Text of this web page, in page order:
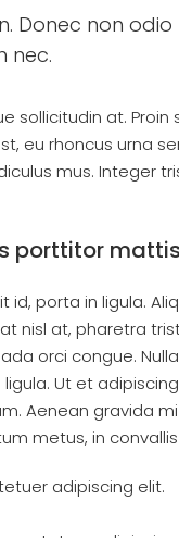
Donec non
nec.
sollicitudin at.
eu rhoncus urna
mus. Integer
porttitor mattis
porta in ligula.
nisl at, pharetra
orci congue.
Ut et
Aenean gravida
metus, in
adipiscing elit.